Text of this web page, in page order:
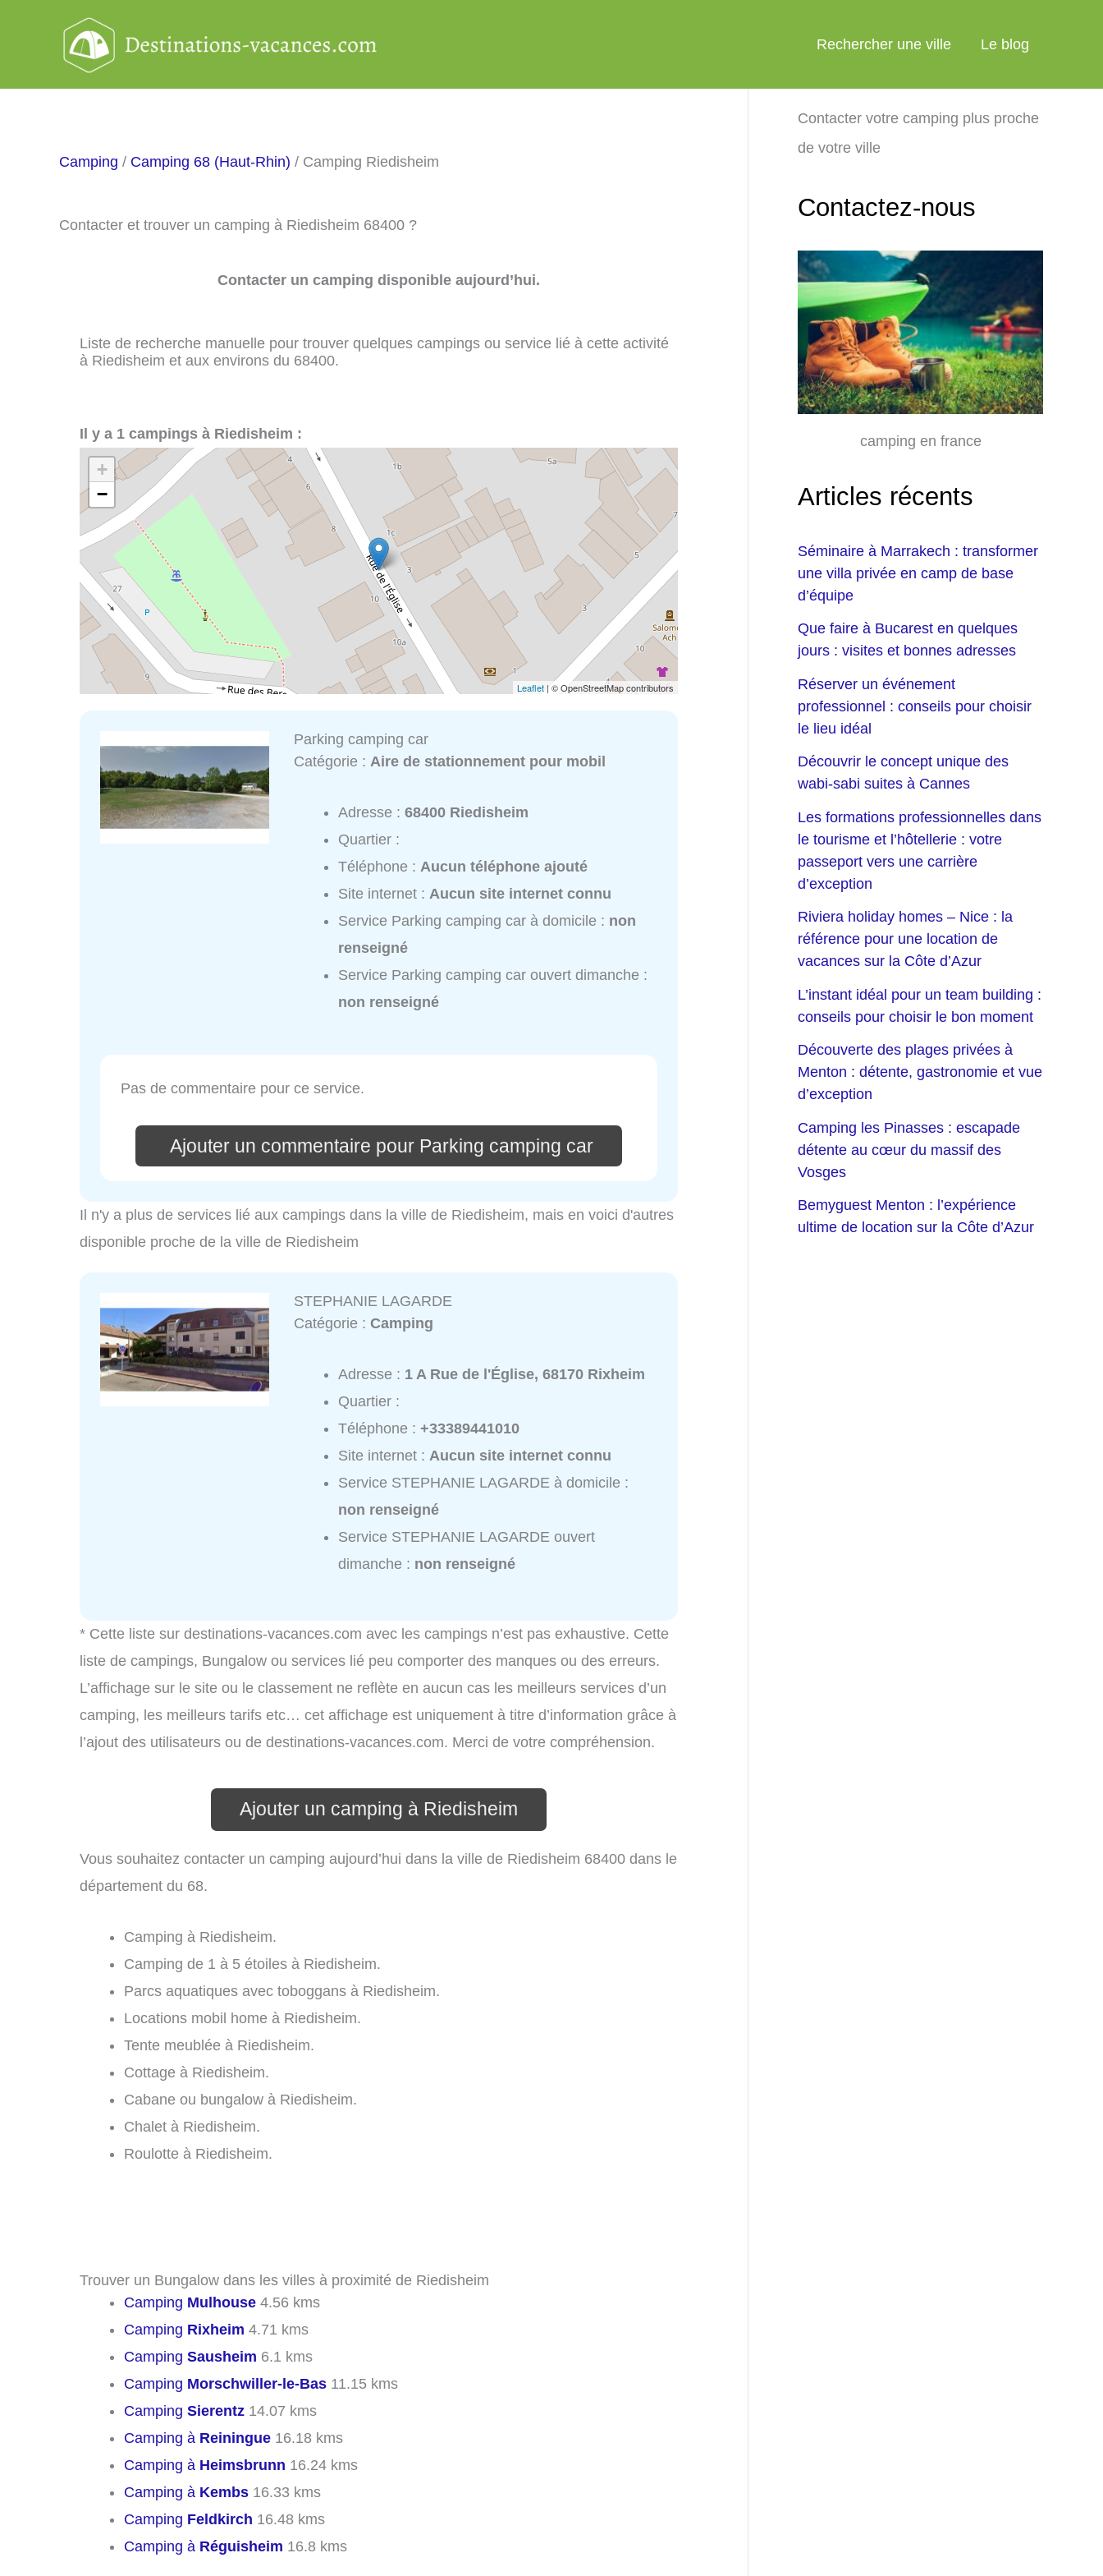
Rechercher une ville Le blog
Camping / Camping 68 (Haut-Rhin) / Camping Riedisheim
Contacter et trouver un camping à Riedisheim 68400 ?
Contacter un camping disponible aujourd’hui.
Liste de recherche manuelle pour trouver quelques campings ou service lié à cette activité
à Riedisheim et aux environs du 68400.
Il y a 1 campings à Riedisheim :
+
−
Leaflet | © OpenStreetMap contributors
Parking camping car
Catégorie : Aire de stationnement pour mobil
Adresse :68400 Riedisheim
Quartier :
Téléphone : Aucun téléphone ajouté
Site internet : Aucun site internet connu
Service Parking camping car à domicile : non
renseigné
Service Parking camping car ouvert dimanche :
non renseigné
Pas de commentaire pour ce service.
Ajouter un commentaire pour Parking camping car
Il n'y a plus de services lié aux campings dans la ville de Riedisheim, mais en voici d'autres
disponible proche de la ville de Riedisheim
STEPHANIE LAGARDE
Catégorie :Camping
Adresse : 1 A Rue de l'Église, 68170 Rixheim
Quartier :
Téléphone :+33389441010
Site internet :Aucun site internet connu
Service STEPHANIE LAGARDE à domicile :
non renseigné
Service STEPHANIE LAGARDE ouvert
dimanche : non renseigné
* Cette liste sur destinations-vacances.com avec les campings n’est pas exhaustive. Cette
liste de campings, Bungalow ou services lié peu comporter des manques ou des erreurs.
L’affichage sur le site ou le classement ne reflète en aucun cas les meilleurs services d’un
camping, les meilleurs tarifs etc… cet affichage est uniquement à titre d’information grâce à
l’ajout des utilisateurs ou de destinations-vacances.com. Merci de votre compréhension.
Ajouter un camping à Riedisheim
Vous souhaitez contacter un camping aujourd’hui dans la ville de Riedisheim 68400 dans le
département du 68.
Camping à Riedisheim.
Camping de 1 à 5 étoiles à Riedisheim.
Parcs aquatiques avec toboggans à Riedisheim.
Locations mobil home à Riedisheim.
Tente meublée à Riedisheim.
Cottage à Riedisheim.
Cabane ou bungalow à Riedisheim.
Chalet à Riedisheim.
Roulotte à Riedisheim.
Trouver un Bungalow dans les villes à proximité de Riedisheim
Camping Mulhouse 4.56 kms
Camping Rixheim 4.71 kms
Camping Sausheim 6.1 kms
Camping Morschwiller-le-Bas 11.15 kms
Camping Sierentz 14.07 kms
Camping à Reiningue 16.18 kms
Camping à Heimsbrunn 16.24 kms
Camping à Kembs 16.33 kms
Camping Feldkirch 16.48 kms
Camping à Réguisheim 16.8 kms
Contacter votre camping plus proche
de votre ville
Contactez-nous
camping en france
Articles récents
Séminaire à Marrakech : transformer
une villa privée en camp de base
d’équipe
Que faire à Bucarest en quelques
jours : visites et bonnes adresses
Réserver un événement
professionnel : conseils pour choisir
le lieu idéal
Découvrir le concept unique des
wabi-sabi suites à Cannes
Les formations professionnelles dans
le tourisme et l’hôtellerie : votre
passeport vers une carrière
d’exception
Riviera holiday homes – Nice : la
référence pour une location de
vacances sur la Côte d’Azur
L’instant idéal pour un team building :
conseils pour choisir le bon moment
Découverte des plages privées à
Menton : détente, gastronomie et vue
d’exception
Camping les Pinasses : escapade
détente au cœur du massif des
Vosges
Bemyguest Menton : l’expérience
ultime de location sur la Côte d’Azur